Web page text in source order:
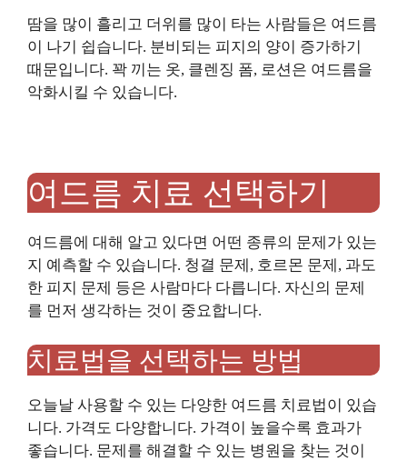
땀을 많이 흘리고 더위를 많이 타는 사람들은 여드름
이 나기 쉽습니다. 분비되는 피지의 양이 증가하기
때문입니다. 꽉 끼는 옷, 클렌징 폼, 로션은 여드름을
악화시킬 수 있습니다.
여드름 치료 선택하기
여드름에 대해 알고 있다면 어떤 종류의 문제가 있는
지 예측할 수 있습니다. 청결 문제, 호르몬 문제, 과도
한 피지 문제 등은 사람마다 다릅니다. 자신의 문제
를 먼저 생각하는 것이 중요합니다.
치료법을 선택하는 방법
오늘날 사용할 수 있는 다양한 여드름 치료법이 있습
니다. 가격도 다양합니다. 가격이 높을수록 효과가
좋습니다. 문제를 해결할 수 있는 병원을 찾는 것이